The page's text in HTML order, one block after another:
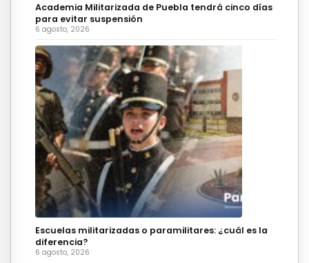
Academia Militarizada de Puebla tendrá cinco días
para evitar suspensión
6 agosto, 2026
Escuelas militarizadas o paramilitares: ¿cuál es la
diferencia?
6 agosto, 2026